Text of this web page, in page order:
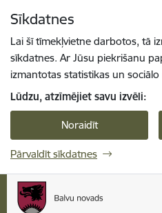
Sīkdatnes
Lai šī tīmekļvietne darbotos, tā
sīkdatnes. Ar Jūsu piekrišanu
izmantotas statistikas un
Lūdzu, atzīmējiet savu izvēli:
Noraidīt
Pārvaldīt sīkdatnes